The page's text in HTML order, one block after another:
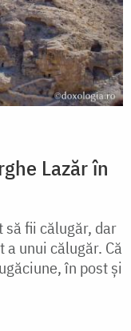
Lazăr în
să fii călugăr, dar
unui călugăr. Că
în post şi